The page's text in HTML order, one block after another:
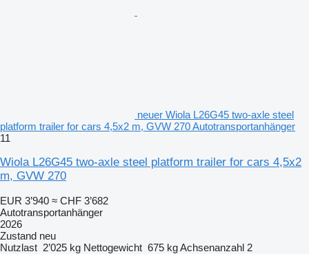
neuer Wiola L26G45 two-axle steel
platform trailer for cars 4,5x2 m, GVW 270 Autotransportanhänger
11
Wiola L26G45 two-axle steel platform trailer for cars 4,5x2
m, GVW 270
EUR 3’940 ≈ CHF 3’682
Autotransportanhänger
2026
Zustand neu
Nutzlast 2’025 kg Nettogewicht 675 kgAchsenanzahl 2